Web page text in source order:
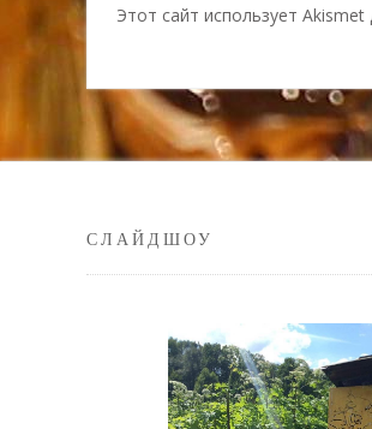
Этот сайт использует
СЛАЙДШОУ